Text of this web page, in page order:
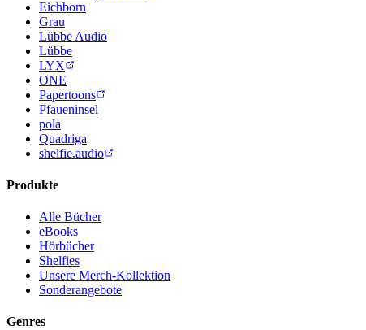
Eichborn
Grau
Lübbe Audio
Lübbe
LYX
ONE
Papertoons
Pfaueninsel
pola
Quadriga
shelfie.audio
Produkte
Alle Bücher
eBooks
Hörbücher
Shelfies
Unsere Merch-Kollektion
Sonderangebote
Genres